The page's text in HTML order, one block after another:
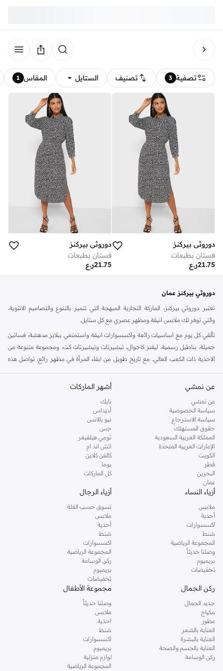
تصفية 3 تصنيف الستايل المقاس 1
دوروثي بيركنز
فستان بطبعات
ر.ع21.75
دوروثي بيركنز
فستان بطبعات
ر.ع21.75
دوروثي بيركنز عمان
تعتبر دوروثي بيركنز، الماركة التجارية المبهجة التي تتميز بالتنوع والتصاميم الانثوية،
والتي توفر لك ملابس انيقة ومظهر عصري مع كل ستايل.
تألقي كل يوم مع اساسيات رائعة واكسسوارات انيقة واستمتعي ببلايز مدهشة، فساتين
جميلة، بناطيل رسمية، ليقنز كاجوال، تيشيرتات وتيشيرتات كت، ومجموعة متنوعة من
الاحذية ذات الكعب العالي. مع تاريخ طويل من ابقاء المرأة في مظهر رائع، تواصل هذه
كنت تقومين بتجديد خزانة ملابسك الملائمة للعمل، البحث عن فستان مثالي للحفلات او
اليه.
تسوقي دوروثي بيركنز اون لاين مسقط
تسوقي دوروثي بيركنز اون لاين من نمشي واستمتعي باكثر من الف ستايل من مجموعة
دوروثي بيركنز الشهيرة. تصفحي المجموعة كاملة في متجر دوروثي بيركنز اون لاين او
استخدمي القائمة لتحديد تجربة تسوق دوروثي بيركنز اون لاين. خدمة التوصيل السريعة
والدعم الاستثنائي يضمن لك تجربة تسوق ممتعة دائما مع نمشي.
عن نمشي
عن نمشي
سياسة الخصوصية
سياسة الاسترجاع
حقوق المستهلك
المملكة العربية السعودية
الإمارات العربية المتحدة
الكويت
قطر
البحرين
عمان
أشهر الماركات
نايك
أديداس
نيو بالانس
جس
تومي هيلفيغر
اتش اند ام
كالفن كلاين
بوما
كل الماركات
أزياء النساء
ملابس
أحذية
اكسسوارات
شنط
المجموعة الرياضية
وصلنا حديثاً
بريميوم
تخفيضات
أزياء الرجال
تسوق حسب الفئة
ملابس
أحذية
شنط
اكسسوارات
المجموعة الرياضية
ركن الوسامة
بريميوم
تخفيضات
ركن الجمال
جديد الجمال
مكياج
عطور
العناية بالشعر
العناية بالبشرة
العناية بالجسم والصحة
ركن الوسامة
مجموعة الأطفال
وصلنا حديثاً
ملابس
احذية
شنط
اكسسوارات
بريميوم
لوازم منزلية
المجموعة الرياضية